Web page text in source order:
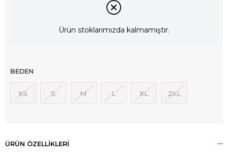
Ürün stoklarımızda kalmamıştır.
BEDEN
XS S M L XL 2XL
ÜRÜN ÖZELLIKLERI